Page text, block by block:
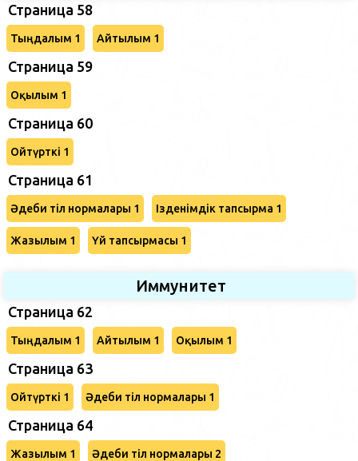
Страница 58
Тыңдалым 1 Айтылым 1
Страница 59
Оқылым 1
Страница 60
Ойтүрткі 1
Страница 61
Әдеби тіл нормалары 1 Ізденімдік тапсырма 1
Жазылым 1 Үй тапсырмасы 1
Иммунитет
Страница 62
Тыңдалым 1 Айтылым 1 Оқылым 1
Страница 63
Ойтүрткі 1 Әдеби тіл нормалары 1
Страница 64
Жазылым 1 Әдеби тіл нормалары 2